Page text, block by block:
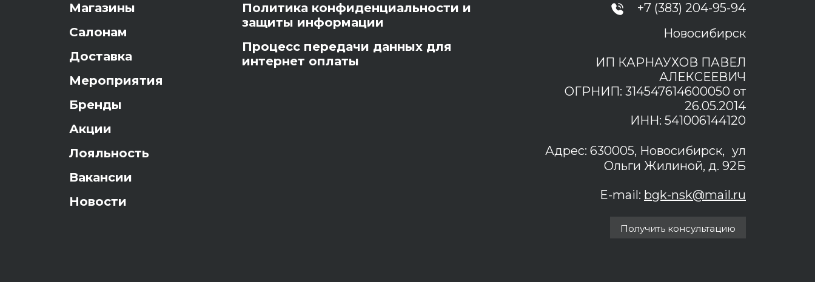
Магазины
Салонам
Доставка
Мероприятия
Бренды
Акции
Лояльность
Вакансии
Новости
Политика конфиденциальности и
защиты информации
Процесс передачи данных для
интернет оплаты
+7 (383) 204-95-94
Новосибирск
ИП КАРНАУХОВ ПАВЕЛ
АЛЕКСЕЕВИЧ
ОГРНИП: 314547614600050 от
26.05.2014
ИНН: 541006144120
Адрес: 630005, Новосибирск, ул
Ольги Жилиной, д. 92Б
E-mail: bgk-nsk@mail.ru
Получить консультацию